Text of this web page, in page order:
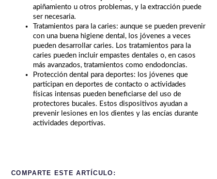
apiñamiento u otros problemas, y la extracción puede
ser necesaria.
Tratamientos para la caries: aunque se pueden prevenir
con una buena higiene dental, los jóvenes a veces
pueden desarrollar caries. Los tratamientos para la
caries pueden incluir empastes dentales o, en casos
más avanzados, tratamientos como endodoncias.
Protección dental para deportes: los jóvenes que
participan en deportes de contacto o actividades
físicas intensas pueden beneficiarse del uso de
protectores bucales. Estos dispositivos ayudan a
prevenir lesiones en los dientes y las encías durante
actividades deportivas.
COMPARTE ESTE ARTÍCULO: